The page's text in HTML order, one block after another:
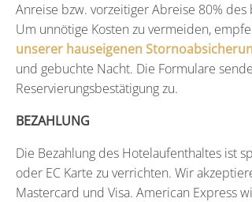
Anreise bzw. vorzeitiger Abreise 80%
Um unnötige Kosten zu vermeiden,
unserer hauseigenen
und gebuchte Nacht. Die Formulare
Reservierungsbestätigung zu.
BEZAHLUNG
Die Bezahlung des Hotelaufenthaltes ist
oder EC Karte zu verrichten. Wir
Mastercard und Visa. American Express